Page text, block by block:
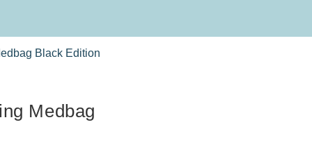
Black Edition
Medbag